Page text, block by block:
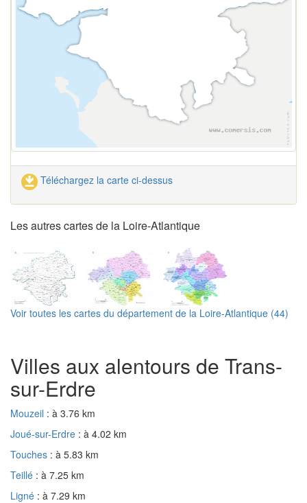
Téléchargez la carte ci-dessus
Les autres cartes de la Loire-Atlantique
Voir toutes les cartes du département de la Loire-Atlantique (44)
Villes aux alentours de Trans-
sur-Erdre
Mouzeil : à 3.76 km
Joué-sur-Erdre : à 4.02 km
Touches : à 5.83 km
Teillé : à 7.25 km
Ligné : à 7.29 km